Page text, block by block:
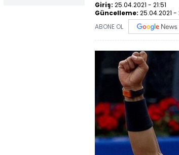
Giriş: 25.04.2021 - 21:51
Güncelleme: 25.04.2021 -
ABONE OL